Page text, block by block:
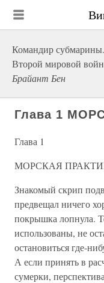
Командир
Второй мировой
Брайант Бен
Глава 1
Глава 1
МОРСКАЯ
Знакомый скрип
предвещал ничего
покрышка лопнула.
использованы, не
остановиться где-
А если принять в
сумерки,